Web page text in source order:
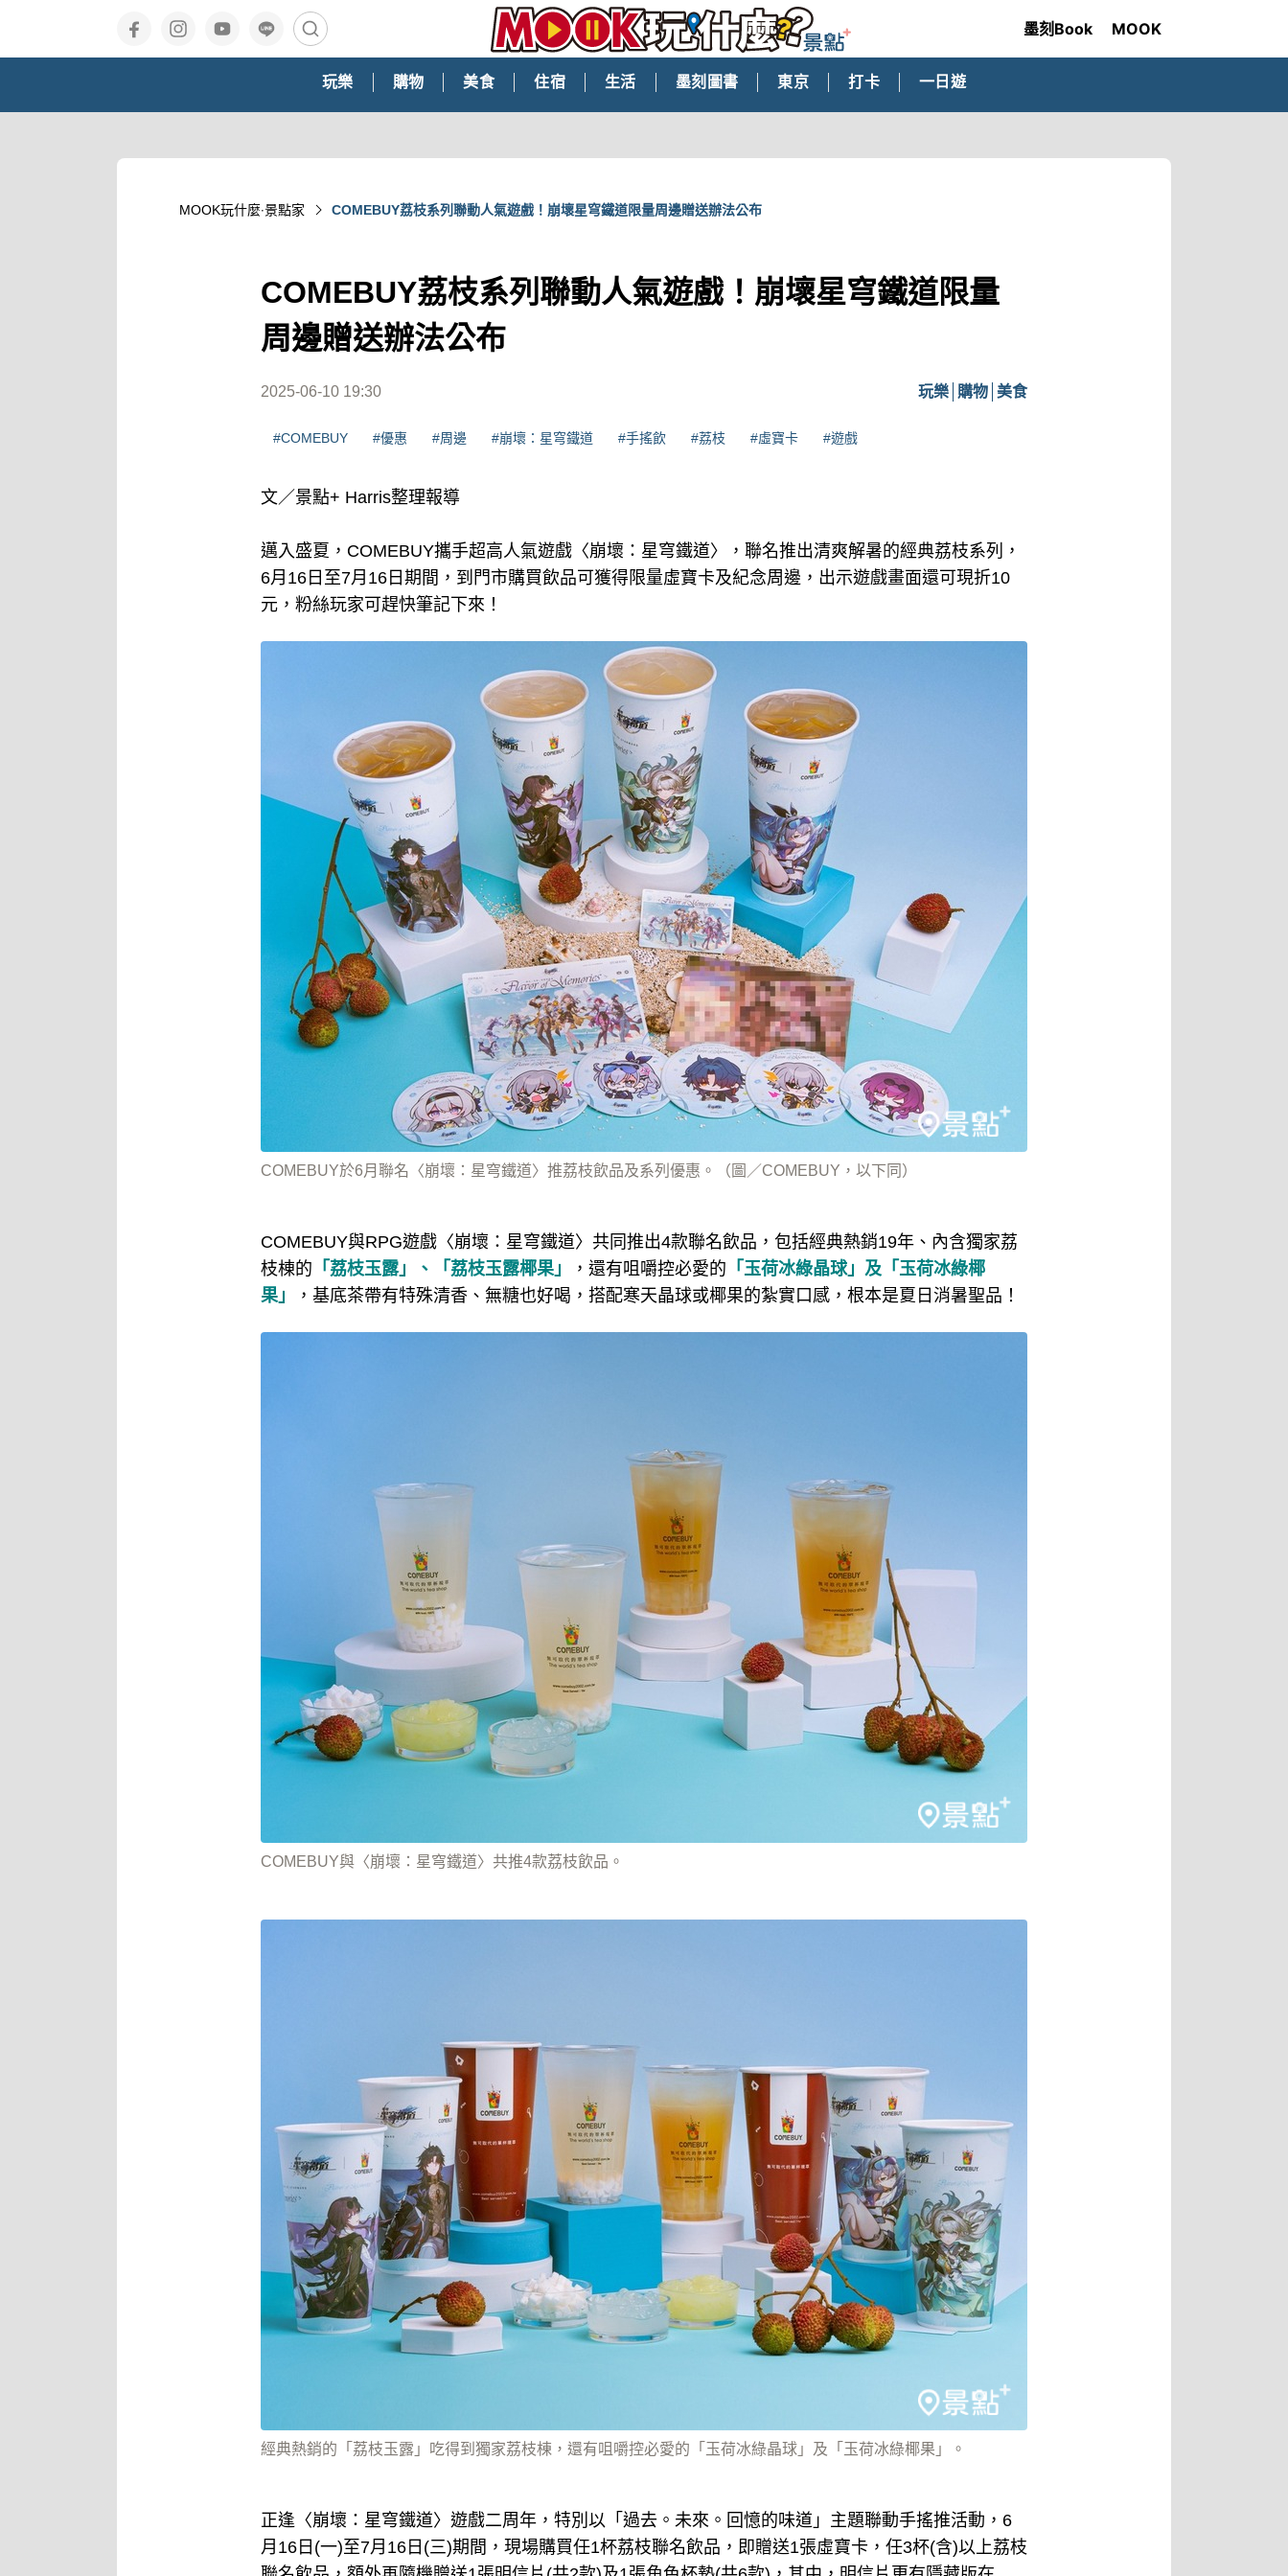
墨刻Book MOOK
玩樂 購物 美食 住宿 生活 墨刻圖書 東京 打卡 一日遊
MOOK玩什麼‧景點家 COMEBUY荔枝系列聯動人氣遊戲！崩壞星穹鐵道限量周邊贈送辦法公布
COMEBUY荔枝系列聯動人氣遊戲！崩壞星穹鐵道限量
周邊贈送辦法公布
2025-06-10 19:30 玩樂 購物 美食
#COMEBUY #優惠 #周邊 #崩壞：星穹鐵道 #手搖飲 #荔枝 #虛寶卡 #遊戲
文／景點+ Harris整理報導
邁入盛夏，COMEBUY攜手超高人氣遊戲〈崩壞：星穹鐵道〉，聯名推出清爽解暑的經典荔枝系列，
6月16日至7月16日期間，到門市購買飲品可獲得限量虛寶卡及紀念周邊，出示遊戲畫面還可現折10
元，粉絲玩家可趕快筆記下來！
COMEBUY於6月聯名〈崩壞：星穹鐵道〉推荔枝飲品及系列優惠。（圖／COMEBUY，以下同）
COMEBUY與RPG遊戲〈崩壞：星穹鐵道〉共同推出4款聯名飲品，包括經典熱銷19年、內含獨家荔
枝棟的 「荔枝玉露」、「荔枝玉露椰果」 ，還有咀嚼控必愛的 「玉荷冰綠晶球」及「玉荷冰綠椰
果」
，基底茶帶有特殊清香、無糖也好喝，搭配寒天晶球或椰果的紮實口感，根本是夏日消暑聖品！
COMEBUY與〈崩壞：星穹鐵道〉共推4款荔枝飲品。
經典熱銷的「荔枝玉露」吃得到獨家荔枝棟，還有咀嚼控必愛的「玉荷冰綠晶球」及「玉荷冰綠椰果」。
正逢〈崩壞：星穹鐵道〉遊戲二周年，特別以「過去。未來。回憶的味道」主題聯動手搖推活動，6
月16日(一)至7月16日(三)期間，現場購買任1杯荔枝聯名飲品，即贈送1張虛寶卡，任3杯(含)以上荔枝